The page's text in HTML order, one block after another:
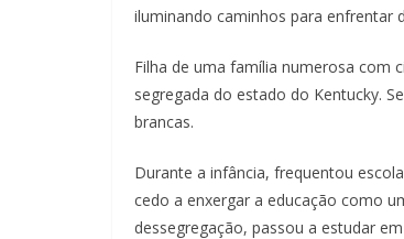
iluminando caminhos para enfrentar
Filha de uma família numerosa com
segregada do estado do Kentucky.
brancas.
Durante a infância, frequentou
cedo a enxergar a educação como
dessegregação, passou a estudar